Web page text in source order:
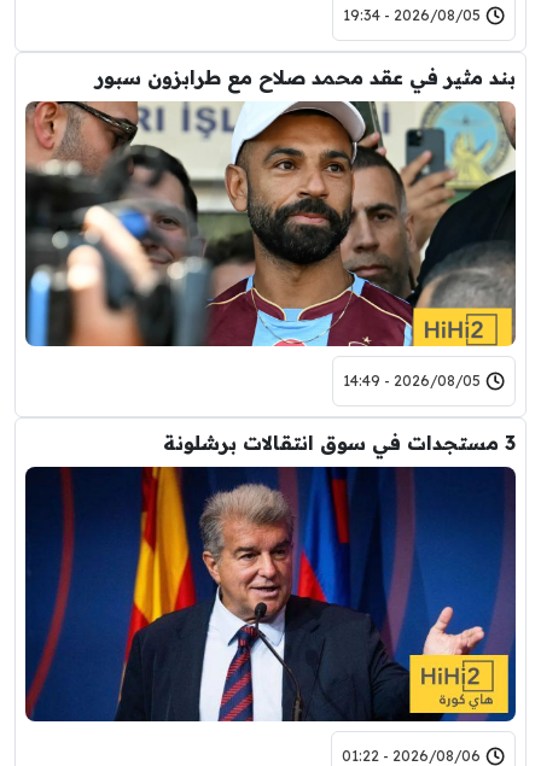
2026/08/05 - 19:34
بند مثير في عقد محمد صلاح مع طرابزون سبور
2026/08/05 - 14:49
3 مستجدات في سوق انتقالات برشلونة
2026/08/06 - 01:22